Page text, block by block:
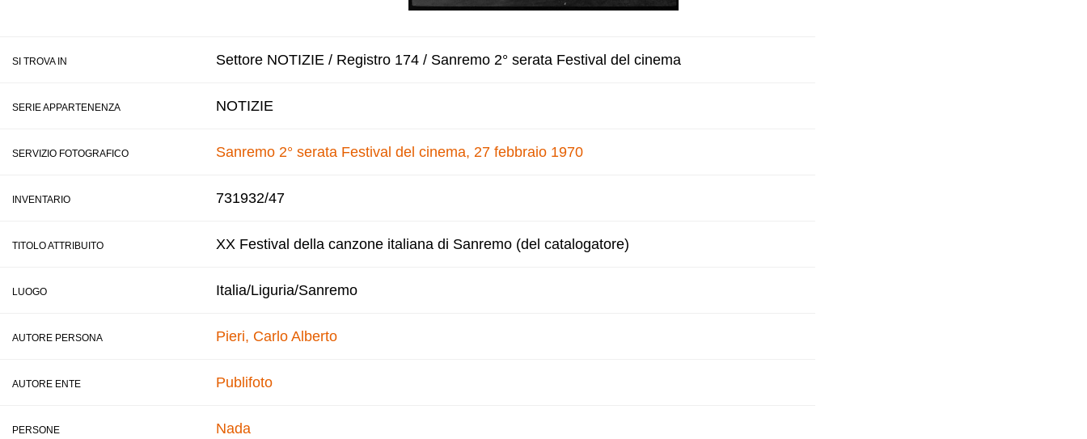
SI TROVA IN Settore NOTIZIE / Registro 174 / Sanremo 2° serata Festival del cinema
SERIE APPARTENENZA NOTIZIE
SERVIZIO FOTOGRAFICO Sanremo 2° serata Festival del cinema, 27 febbraio 1970
INVENTARIO 731932/47
TITOLO ATTRIBUITO XX Festival della canzone italiana di Sanremo (del catalogatore)
LUOGO Italia/Liguria/Sanremo
AUTORE PERSONA Pieri, Carlo Alberto
AUTORE ENTE Publifoto
PERSONE Nada